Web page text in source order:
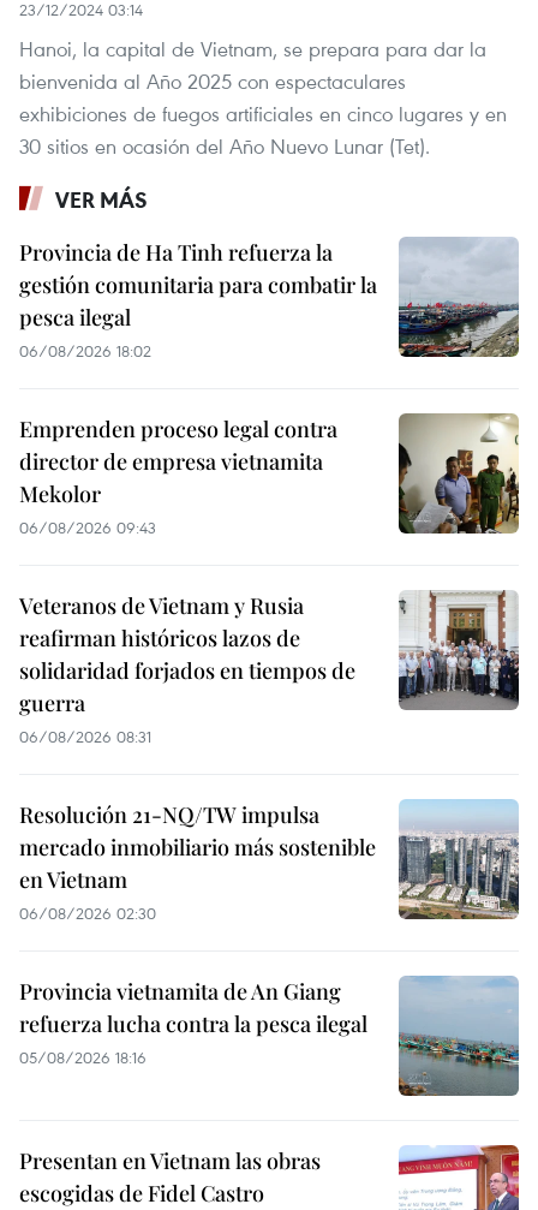
23/12/2024 03:14
Hanoi, la capital de Vietnam, se prepara para dar la
bienvenida al Año 2025 con espectaculares
exhibiciones de fuegos artificiales en cinco lugares y en
30 sitios en ocasión del Año Nuevo Lunar (Tet).
VER MÁS
Provincia de Ha Tinh refuerza la
gestión comunitaria para combatir la
pesca ilegal
06/08/2026 18:02
Emprenden proceso legal contra
director de empresa vietnamita
Mekolor
06/08/2026 09:43
Veteranos de Vietnam y Rusia
reafirman históricos lazos de
solidaridad forjados en tiempos de
guerra
06/08/2026 08:31
Resolución 21-NQ/TW impulsa
mercado inmobiliario más sostenible
en Vietnam
06/08/2026 02:30
Provincia vietnamita de An Giang
refuerza lucha contra la pesca ilegal
05/08/2026 18:16
Presentan en Vietnam las obras
escogidas de Fidel Castro